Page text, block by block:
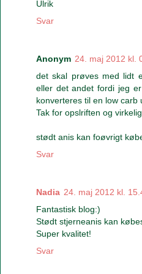
Ulrik
Svar
Anonym 24. maj 2012 kl.
det skal prøves med lidt
eller det andet fordi jeg
konverteres til en low carb
Tak for opslriften og
stødt anis kan foøvrigt
Svar
Nadia 24. maj 2012 kl.
Fantastisk blog:)
Stødt stjerneanis kan
Super kvalitet!
Svar